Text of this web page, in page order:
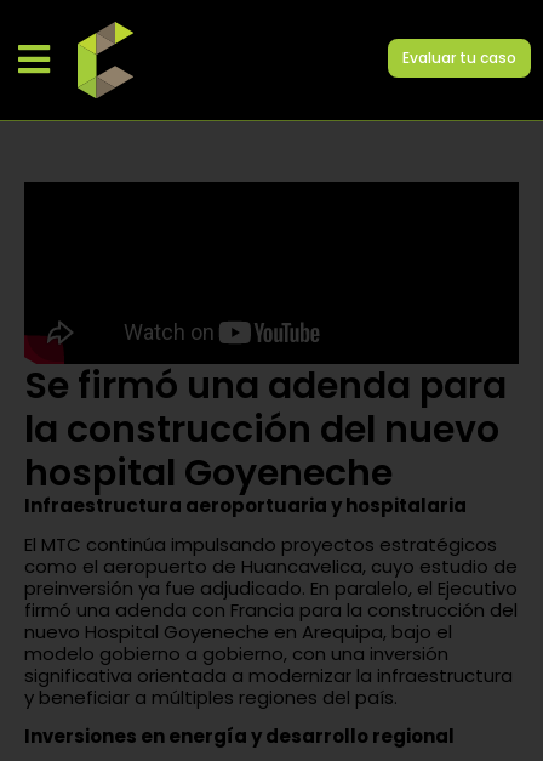
Evaluar tu caso
Se firmó una adenda para
la construcción del nuevo
hospital Goyeneche
Infraestructura aeroportuaria y hospitalaria
El MTC continúa impulsando proyectos estratégicos
como el aeropuerto de Huancavelica, cuyo estudio de
preinversión ya fue adjudicado. En paralelo, el Ejecutivo
firmó una adenda con Francia para la construcción del
nuevo Hospital Goyeneche en Arequipa, bajo el
modelo gobierno a gobierno, con una inversión
significativa orientada a modernizar la infraestructura
y beneficiar a múltiples regiones del país.
Inversiones en energía y desarrollo regional